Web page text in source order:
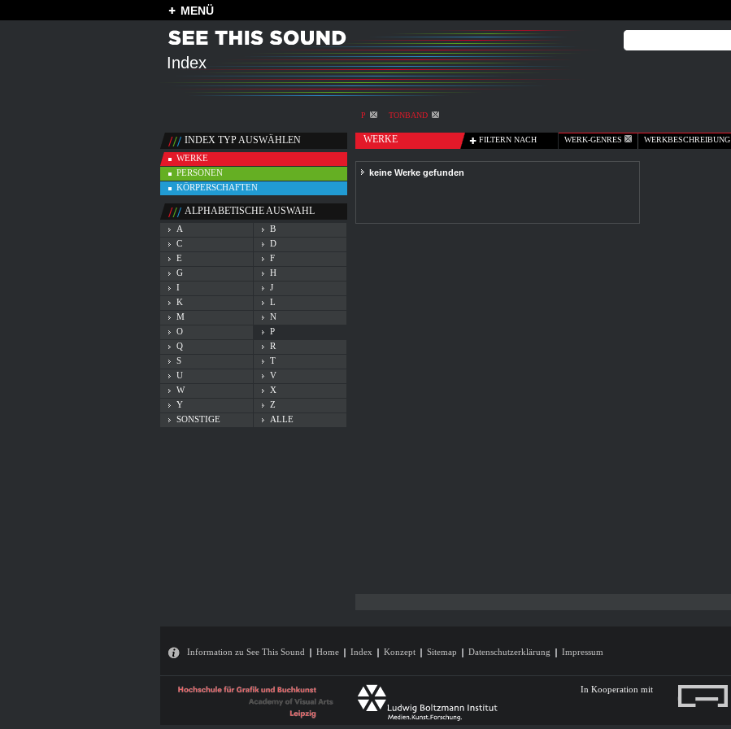
MENÜ
Index
P TONBAND
INDEX TYP AUSWÄHLEN
WERKE
PERSONEN
KÖRPERSCHAFTEN
ALPHABETISCHE AUSWAHL
A
B
C
D
E
F
G
H
I
J
K
L
M
N
O
P
Q
R
S
T
U
V
W
X
Y
Z
SONSTIGE
ALLE
WERKE FILTERN NACH WERK-GENRES WERKBESCHREIBUNG
keine Werke gefunden
Information zu See This Sound Home Index Konzept Sitemap Datenschutzerklärung Impressum
In Kooperation mit